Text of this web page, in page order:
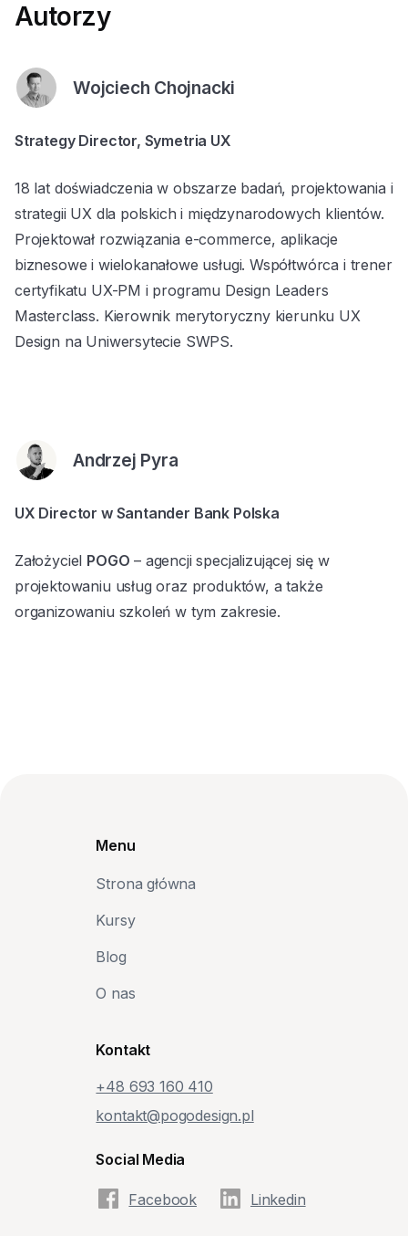
Autorzy
Wojciech Chojnacki
Strategy Director, Symetria UX
18 lat doświadczenia w obszarze badań, projektowania i
strategii UX dla polskich i międzynarodowych klientów.
Projektował rozwiązania e-commerce, aplikacje
biznesowe i wielokanałowe usługi. Współtwórca i trener
certyfikatu UX-PM i programu Design Leaders
Masterclass. Kierownik merytoryczny kierunku UX
Design na Uniwersytecie SWPS.
Andrzej Pyra
UX Director w Santander Bank Polska
Założyciel POGO – agencji specjalizującej się w
projektowaniu usług oraz produktów, a także
organizowaniu szkoleń w tym zakresie.
Menu
Strona główna
Kursy
Blog
O nas
Kontakt
+48‭ 693 160 410‬
kontakt@pogodesign.pl
Social Media
Facebook Linkedin